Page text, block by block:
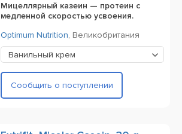
Мицеллярный казеин — протеин с
медленной скоростью усвоения.
Optimum Nutrition, Великобритания
Ванильный крем
Сообщить о поступлении